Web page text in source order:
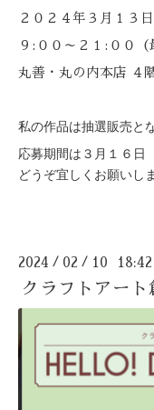
２０２４年３月１３日
９ : ００～２１ : ００（
丸善・丸の内本店 ４
私の作品は抽選販売と
応募期間は３月１６日
どうぞ宜しくお願いし
2024 / 02 / 10 18:42
クラフトアー